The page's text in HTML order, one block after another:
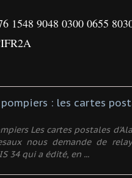
1548 9048 0300 0655
: les cartes
Les cartes postales
nous demande de
34 qui a édité, en ...